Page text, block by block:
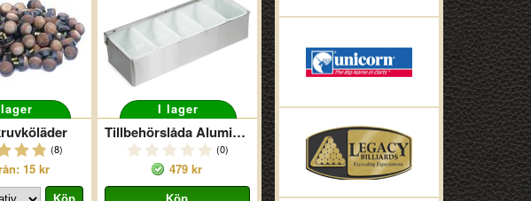
(8)
15 kr
I lager
Tillbehörslåda Aluminium 5
(0)
479 kr